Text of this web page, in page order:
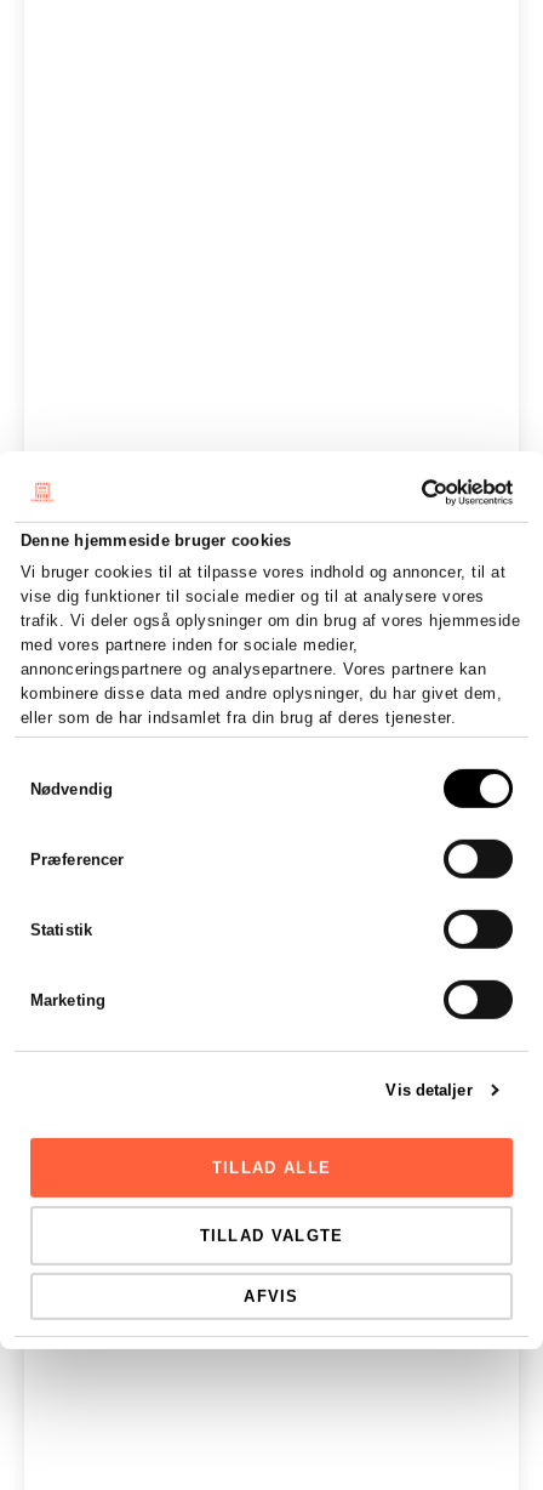
Denne hjemmeside bruger cookies
Vi bruger cookies til at tilpasse vores indhold og annoncer, til at
vise dig funktioner til sociale medier og til at analysere vores
trafik. Vi deler også oplysninger om din brug af vores hjemmeside
med vores partnere inden for sociale medier,
annonceringspartnere og analysepartnere. Vores partnere kan
kombinere disse data med andre oplysninger, du har givet dem,
eller som de har indsamlet fra din brug af deres tjenester.
Nødvendig
Præferencer
Statistik
Marketing
Vis detaljer
TILLAD ALLE
TILLAD VALGTE
AFVIS